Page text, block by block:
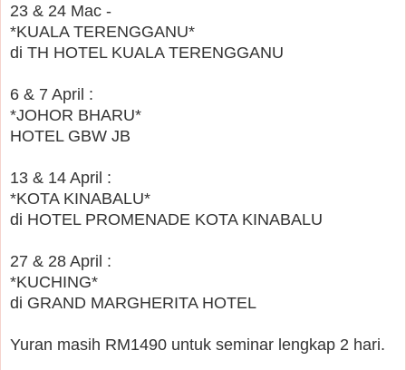
23 & 24 Mac -
*KUALA TERENGGANU*
di TH HOTEL KUALA TERENGGANU
6 & 7 April :
*JOHOR BHARU*
HOTEL GBW JB
13 & 14 April :
*KOTA KINABALU*
di HOTEL PROMENADE KOTA KINABALU
27 & 28 April :
*KUCHING*
di GRAND MARGHERITA HOTEL
Yuran masih RM1490 untuk seminar lengkap 2 hari.